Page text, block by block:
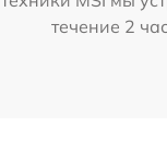
течение 2